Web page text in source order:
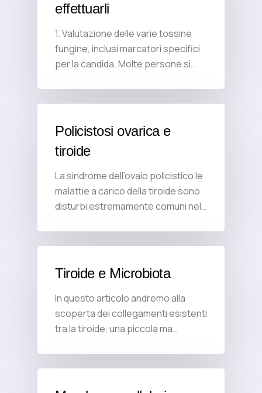
effettuarli
1. Valutazione delle varie tossine
fungine, inclusi marcatori specifici
per la candida. Molte persone si…
Policistosi ovarica e
tiroide
La sindrome dell’ovaio policistico le
malattie a carico della tiroide sono
disturbi estremamente comuni nel…
Tiroide e Microbiota
In questo articolo andremo alla
scoperta dei collegamenti esistenti
tra la tiroide, una piccola ma…